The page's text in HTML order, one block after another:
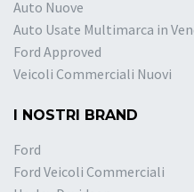
Auto Nuove
Auto Usate Multimarca in
Ford Approved
Veicoli Commerciali Nuovi
I NOSTRI BRAND
Ford
Ford Veicoli Commerciali